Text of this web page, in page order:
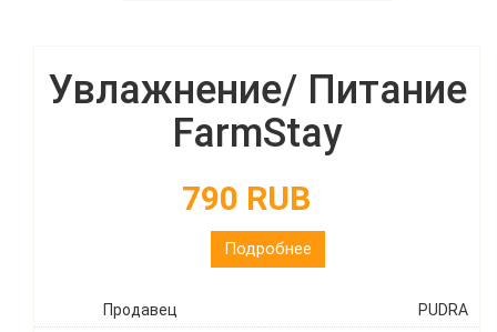
Увлажнение/ Питание
FarmStay
790 RUB
Подробнее
Продавец PUDRA